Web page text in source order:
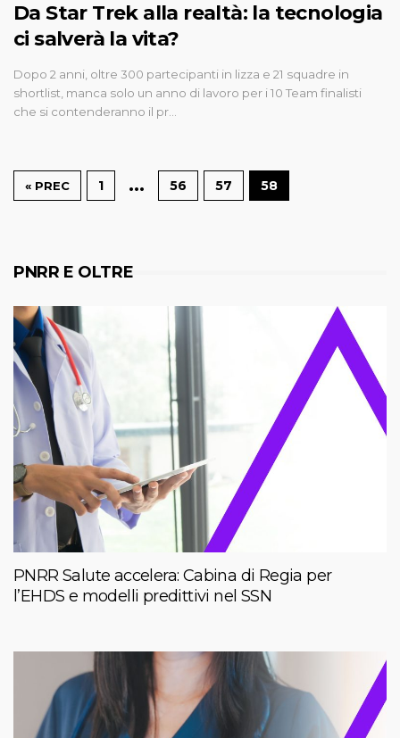
Da Star Trek alla realtà: la tecnologia
ci salverà la vita?
Dopo 2 anni, oltre 300 partecipanti in lizza e 21 squadre in
shortlist, manca solo un anno di lavoro per i 10 Team finalisti
che si contenderanno il pr…
« PREC 1 … 56 57 58
PNRR E OLTRE
PNRR Salute accelera: Cabina di Regia per
l’EHDS e modelli predittivi nel SSN